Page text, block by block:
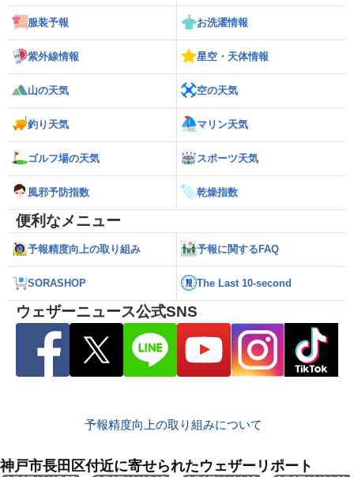
服装予報 お洗濯情報
紫外線情報 星空・天体情報
山の天気 空の天気
釣り天気 マリン天気
ゴルフ場の天気 スポーツ天気
風邪予防指数 乾燥指数
便利なメニュー
予報精度向上の取り組み 予報に関するFAQ
SORASHOP The Last 10-second
ウェザーニュース公式SNS
予報精度向上の取り組みについて
神戸市長田区付近に寄せられたウェザーリポート